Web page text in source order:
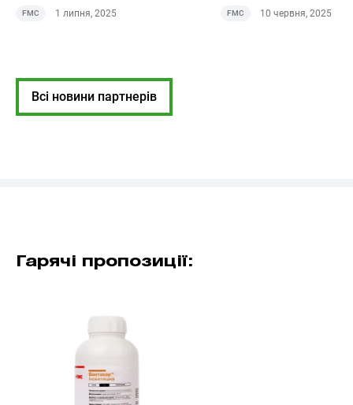
Всі новини партнерів
FMC 1 липня, 2025 FMC 10 червня, 2025
Гарячі пропозиції: